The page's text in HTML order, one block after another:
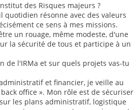
des Risques majeurs ?
quotidien résonne avec des valeurs
ce sens à mes missions.
un rouage, même modeste, d'une
la sécurité de tous et participe à un
de l'IRMa et sur quels projets vas-tu
et financier, je veille au
office ». Mon rôle est de sécuriser
les plans administratif, logistique